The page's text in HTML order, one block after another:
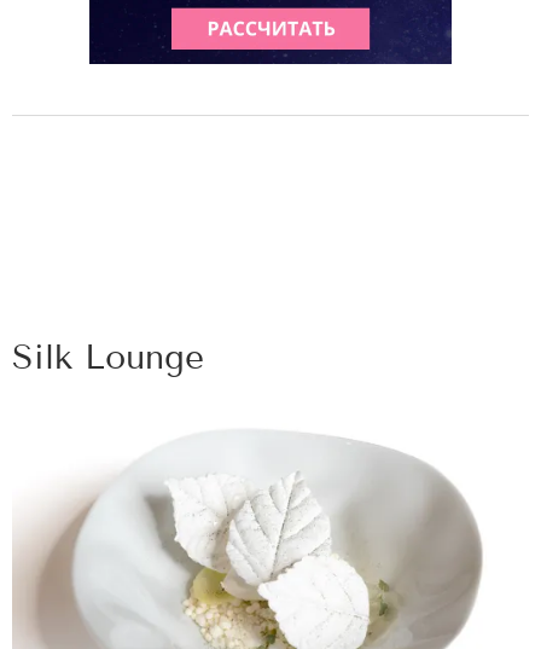
Silk Lounge